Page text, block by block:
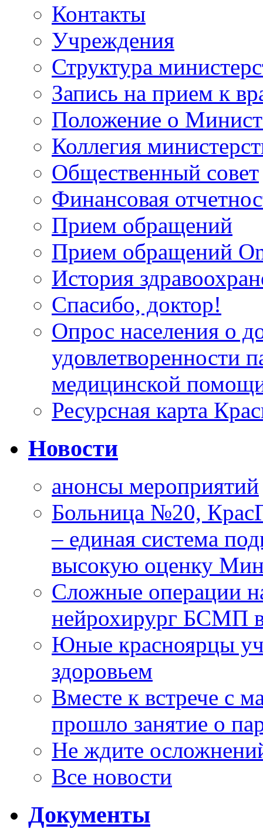
Контакты
Учреждения
Структура
Запись на прием к
Положение о
Коллегия
Общественный совет
Финансовая
Прием обращений
Прием обращений
История
Спасибо, доктор!
Опрос населения о
удовлетворенности
медицинской
Ресурсная карта
Новости
анонсы мероприятий
Больница №20,
– единая система
высокую оценку
Сложные операции
нейрохирург БСМП
Юные красноярцы
здоровьем
Вместе к встрече с
прошло занятие о
Не ждите
Все новости
Документы